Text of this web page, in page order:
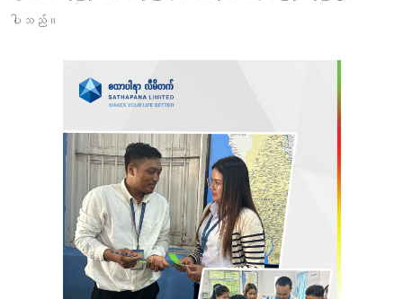
ပါသည်။